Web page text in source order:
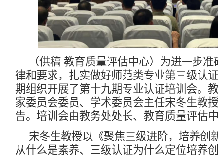
（供稿 教育质量评估中心）为进一步
律和要求，扎实做好师范类专业第三级认
期组织开展了第十九期专业认证培训会。
家委员会委员、学术委员会主任宋冬生教
告。培训会由教务处处长、教育质量评估
宋冬生教授以《聚焦三级进阶，培养创
从什么是素养、三级认证为什么定位培养